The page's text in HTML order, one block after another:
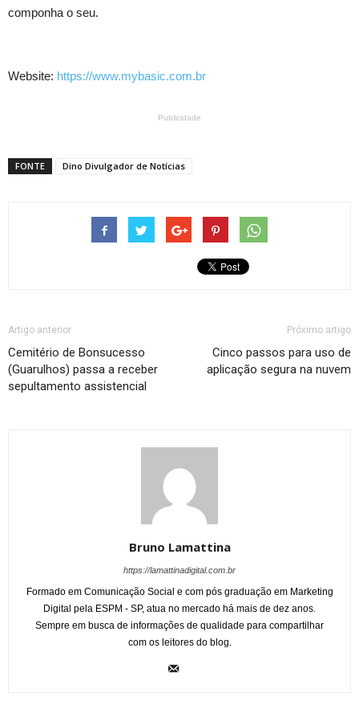
componha o seu.
Website: https://www.mybasic.com.br
Publicidade
FONTE Dino Divulgador de Notícias
Artigo anterior
Cemitério de Bonsucesso
(Guarulhos) passa a receber
sepultamento assistencial
Próximo artigo
Cinco passos para uso de
aplicação segura na nuvem
Bruno Lamattina
https://lamattinadigital.com.br
Formado em Comunicação Social e com pós graduação em Marketing
Digital pela ESPM - SP, atua no mercado há mais de dez anos.
Sempre em busca de informações de qualidade para compartilhar
com os leitores do blog.